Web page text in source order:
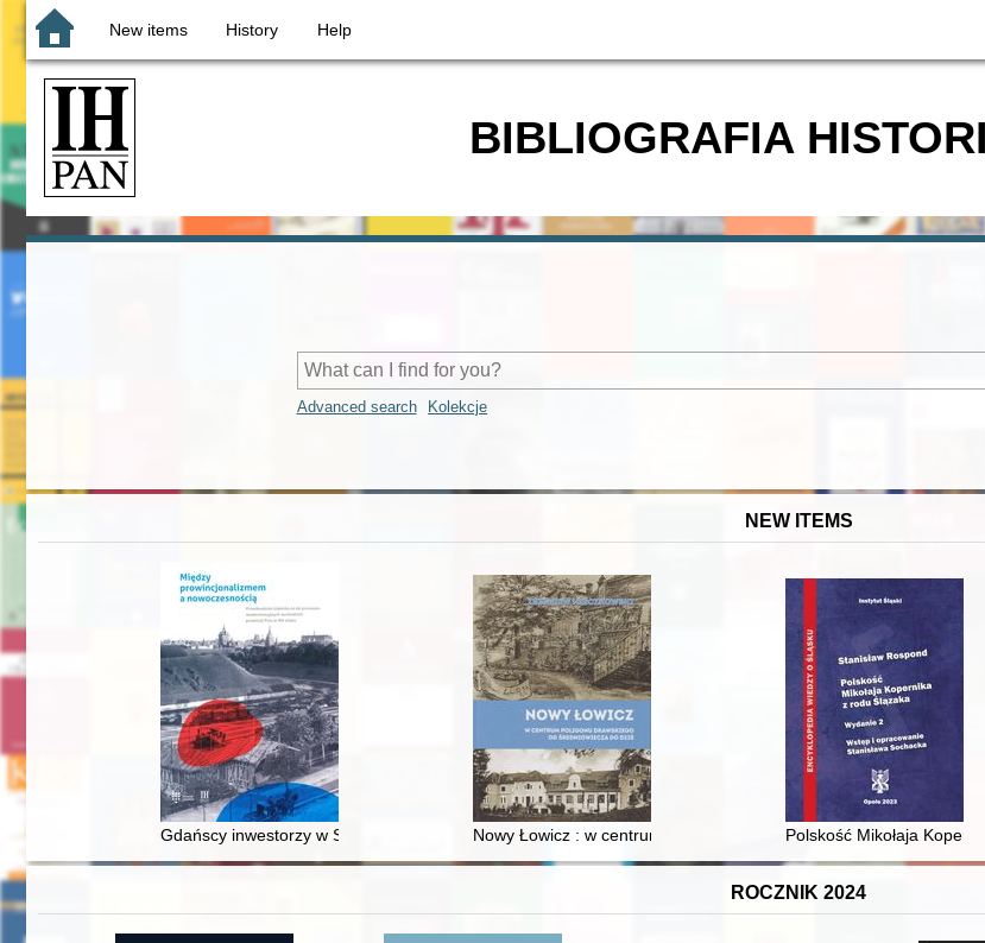
New items History Help
BIBLIOGRAFIA
Advanced search Kolekcje
NEW ITEMS
Gdańscy inwestorzy w Sopocie : prestiż finansowy i towarzyski lokalnego mieszczaństwa w 2. poł. XIX w
Nowy Łowicz : w centrum poligonu drawskiego od średniowiecza do
Polskość Mikołaja
ROCZNIK 2024